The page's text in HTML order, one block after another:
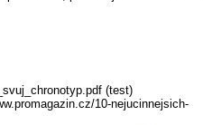
(test)
10-nejucinnejsich-